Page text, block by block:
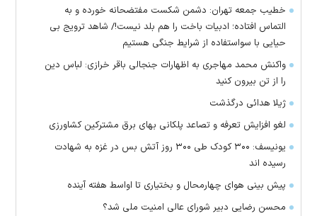
خطیب جمعه تهران: دشمن شکست مفتضحانه خورده و به
التماس افتاده؛ ادبیات باخت را هم بلد نیست!/ شاهد ترویج بی
حیایی با سواستفاده از شرایط جنگی هستیم
واکنش محمد مهاجری به اظهارات جنجالی باقر خرازی: لباس دین
را از تن بیرون کنید
ژیلا هدائی درگذشت
لغو افزایش تعرفه و تصاعد پلکانی بهای برق مشترکین کشاورزی
یونیسف: ۳۰۰ کودک طی ۳۰۰ روز آتش بس در غزه به شهادت
رسیده اند
پیش بینی هوای چهارمحال و بختیاری تا اواسط هفته آینده
محسن رضایی دبیر شورای عالی امنیت ملی شد؟